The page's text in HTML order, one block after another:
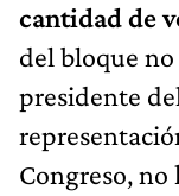
cantidad de
del bloque
presidente
Congreso,